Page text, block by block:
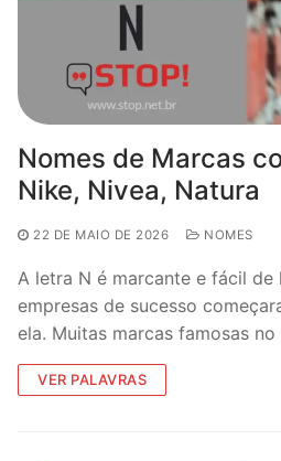
Nomes de Marcas
Nike, Nivea, Natura
22 DE MAIO DE 2026 NOMES
A letra N é marcante e fácil de
empresas de sucesso
ela. Muitas marcas famosas
VER PALAVRAS